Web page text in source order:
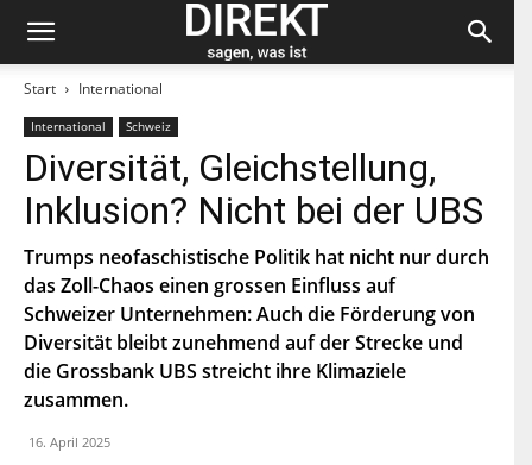
Start International
International Schweiz
Diversität, Gleichstellung,
Inklusion? Nicht bei der UBS
Trumps neofaschistische Politik hat nicht nur durch
das Zoll-Chaos einen grossen Einfluss auf
Schweizer Unternehmen: Auch die Förderung von
Diversität bleibt zunehmend auf der Strecke und
die Grossbank UBS streicht ihre Klimaziele
zusammen.
16. April 2025
Bleiben Sie auf dem neuesten Stand und
abonnieren Sie unseren «direkt»-Newsletter.
o
r
n
a
m
e
a
c
h
n
a
e
E
M
iP